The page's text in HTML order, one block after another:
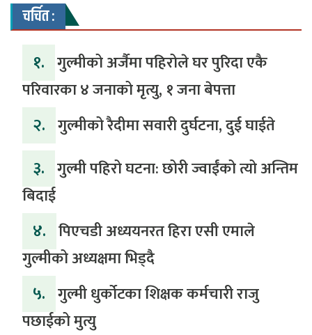
चर्चित :
१. गुल्मीको अर्जैमा पहिरोले घर पुरिदा एकै
परिवारका ४ जनाको मृत्यु, १ जना बेपत्ता
२. गुल्मीको रैदीमा सवारी दुर्घटना, दुई घाईते
३. गुल्मी पहिरो घटना: छोरी ज्वाईंको त्यो अन्तिम
बिदाई
४. पिएचडी अध्ययनरत हिरा एसी एमाले
गुल्मीको अध्यक्षमा भिड्दै
५. गुल्मी धुर्कोटका शिक्षक कर्मचारी राजु
पछाईको मुत्यु